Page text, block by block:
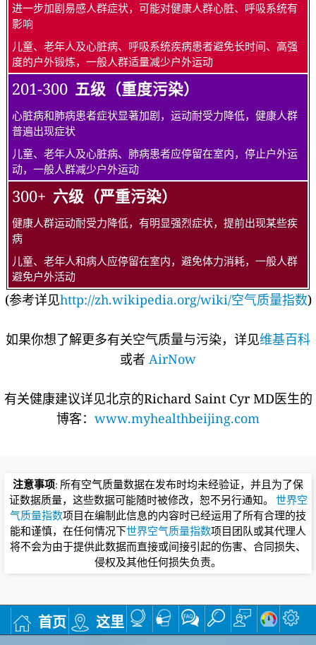
进一步加剧易感人群症状，可能对健康人群心脏、呼吸系统有
影响
儿童、老年人及心脏病、呼吸系统疾病患者避免长时间、高强
度的户外锻炼，一般人群适量减少户外运动
201-300 五级（重度污染）
心脏病和肺病患者症状显著加剧，运动耐受力降低，健康人群
普遍出现症状
儿童、老年人及心脏病、肺病患者应停留在室内，停止户外运
动，一般人群减少户外运动
300+ 六级（严重污染）
健康人群运动耐受力降低，有明显强烈症状，提前出现某些疾
病
儿童、老年人和病人应停留在室内，避免体力消耗，一般人群
避免户外活动
(参考详见http://zh.wikipedia.org/wiki/空气质量指数)
如果你想了解更多有关空气质量与污染，详见维基百科
或者 AirNow
有关健康建议详见北京的Richard Saint Cyr MD医生的
博客： www.myhealthbeijing.com
注意事项: 所有空气质量数据在发布时均未经验证，并且为了保
证数据质量，这些数据可能随时被修改，恕不另行通知。 世界空
气质量指数项目在编制此信息的内容时已经运用了所有合理的技
能和谨慎，在任何情况下世界空气质量指数项目团队或其代理人
将不会为由于提供此数据而直接或间接引起的伤害、合同损失、
侵权及其他任何损失负责。
首页 这里